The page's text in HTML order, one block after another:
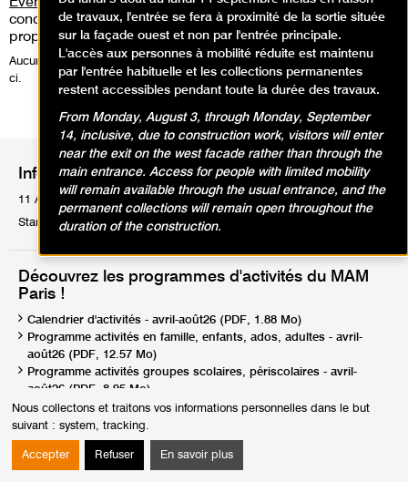
Nous collectons et traitons vos informations personnelles dans le but
suivant : system, tracking.
Accepter Refuser En savoir plus
concert live, workshop, médiation guidée que nous
proposons.
Aucune activité ne correspond à votre recherche, veuillez modifier celle-
ci.
Informations pratiques
11 Avenue du Président Wilson 75116 Paris
Standard : Tél. +33 1 53 67 40 00
Découvrez les programmes d'activités du MAM
Paris !
Calendrier d'activités - avril-août26 (PDF, 1.88 Mo)
Programme activités en famille, enfants, ados, adultes - avril-
août26 (PDF, 12.57 Mo)
Programme activités groupes scolaires, périscolaires - avril-
août26 (PDF, 8.95 Mo)
Programme activités groupes champ social et handicaps - avril-
août26 (PDF, 9.44 Mo)
Programme activités groupes scolaires, périscolaires - sept26-
fév27 (PDF, 6.85 Mo)
de travaux, l'entrée se fera à proximité de la sortie située
sur la façade ouest et non par l'entrée principale.
L'accès aux personnes à mobilité réduite est maintenu
par l'entrée habituelle et les collections permanentes
restent accessibles pendant toute la durée des travaux.
From Monday, August 3, through Monday, September
14, inclusive, due to construction work, visitors will enter
near the exit on the west facade rather than through the
main entrance. Access for people with limited mobility
will remain available through the usual entrance, and the
permanent collections will remain open throughout the
duration of the construction.